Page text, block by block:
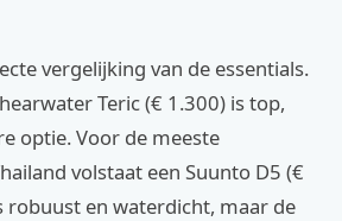
vergelijking van de essentials.
Teric (€ 1.300) is top,
optie. Voor de meeste
volstaat een Suunto D5 (€
robuust en waterdicht, maar de